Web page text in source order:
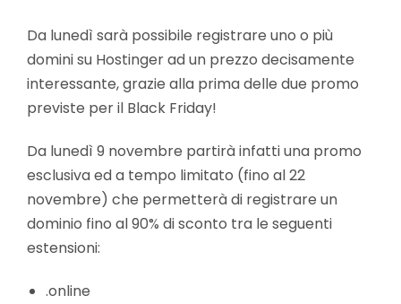
Da lunedì sarà possibile registrare uno o più
domini su Hostinger ad un prezzo decisamente
interessante, grazie alla prima delle due promo
previste per il Black Friday!
Da lunedì 9 novembre partirà infatti una promo
esclusiva ed a tempo limitato (fino al 22
novembre) che permetterà di registrare un
dominio fino al 90% di sconto tra le seguenti
estensioni:
.online